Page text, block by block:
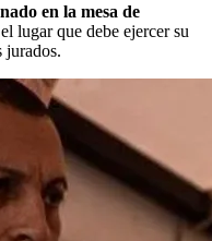
en la mesa de
lugar que debe ejercer su
jurados.